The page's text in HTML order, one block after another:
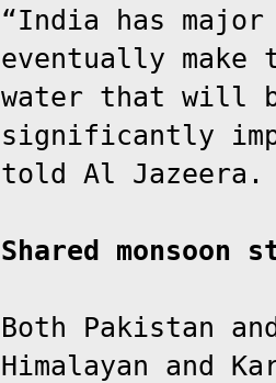
“India has
eventually make
water that will
significantly
told Al Jazeera.
Shared monsoon
Both Pakistan
Himalayan and